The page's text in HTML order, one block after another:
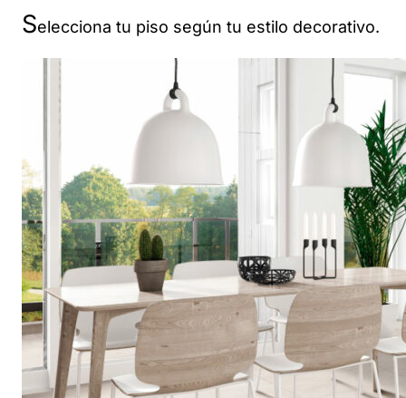
Selecciona tu piso según tu estilo decorativo.